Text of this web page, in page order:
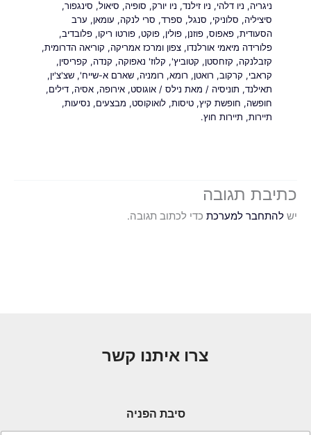
ניגריה, ניו דלהי, ניו זילנד, ניו יורק, סופיה, סיאול, סינגפור,
סיציליה, סלוניקי, סנגל, ספרד, סרי לנקה, עומאן, ערב
הסעודית,פאפוס,פוזנן,פולין,פוקט,פורטו ריקו,פלובדיב,
פלורידה מיאמי אורלנדו,צפון ומרכז אמריקה, קוריאה הדרומית,
קזבלנקה, קזחסטן, קטוביץ', קלוז' נאפוקה, קנדה, קפריסין,
קראבי, קרקוב, רואטן, רומא, רומניה,שארם א-שייח',שצ'צ'ין,
תאילנד, תוניסיה / מאת נילס/אוגוסט,אירופה,אסיה,דילים,
חופשה, חופשת קיץ,טיסות,לואוקוסט, מבצעים, נסיעות,
תיירות, תיירות חוץ.
כתיבת תגובה
יש להתחבר למערכת כדי לכתוב תגובה.
צרו איתנו קשר
סיבת הפניה